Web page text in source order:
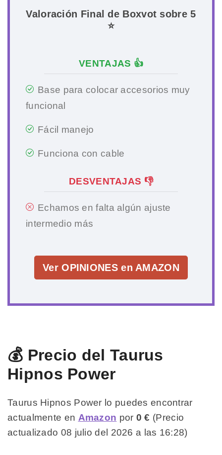
Valoración Final de Boxvot sobre 5
⭐
VENTAJAS 👍
Base para colocar accesorios muy
funcional
Fácil manejo
Funciona con cable
DESVENTAJAS 👎
Echamos en falta algún ajuste
intermedio más
Ver OPINIONES en AMAZON
💰 Precio del Taurus
Hipnos Power
Taurus Hipnos Power lo puedes encontrar
actualmente en Amazon por 0 € (Precio
actualizado 08 julio del 2026 a las 16:28)